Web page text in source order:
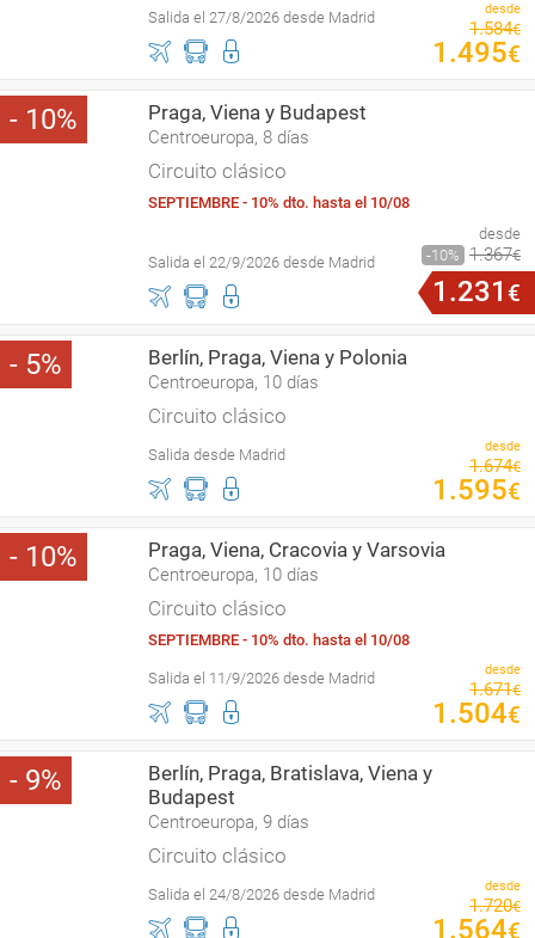
Salida el 27/8/2026 desde Madrid desde
1.584€
1 .495€
10 Praga, Viena y Budapest
Centroeuropa, 8 días
Circuito clásico
SEPTIEMBRE - 10% dto. hasta el 10/08
Salida el 22/9/2026 desde Madrid
desde
10
1.367€
1 .231 €
5 Berlín, Praga, Viena y Polonia
Centroeuropa, 10 días
Circuito clásico
Salida desde Madrid desde
1.674€
1 .595€
10 Praga, Viena, Cracovia y Varsovia
Centroeuropa, 10 días
Circuito clásico
SEPTIEMBRE - 10% dto. hasta el 10/08
Salida el 11/9/2026 desde Madrid desde
1.671€
1 .504€
9
Berlín, Praga, Bratislava, Viena y
Budapest
Centroeuropa, 9 días
Circuito clásico
Salida el 24/8/2026 desde Madrid desde
1.720€
1 .564€